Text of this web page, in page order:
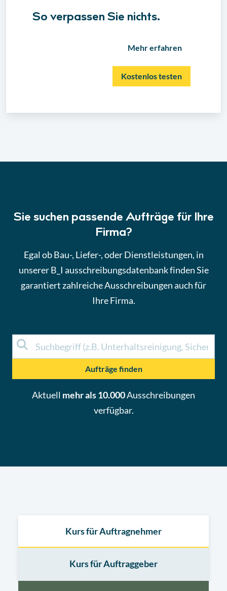
So verpassen Sie nichts.
Mehr erfahren
Kostenlos testen
Sie suchen passende Aufträge für Ihre
Firma?
Egal ob Bau-, Liefer-, oder Dienstleistungen, in
unserer B_I ausschreibungsdatenbank finden Sie
garantiert zahlreiche Ausschreibungen auch für
Ihre Firma.
Aufträge finden
Aktuell mehr als 10.000Ausschreibungen
verfügbar.
Kurs für Auftragnehmer
Kurs für Auftraggeber